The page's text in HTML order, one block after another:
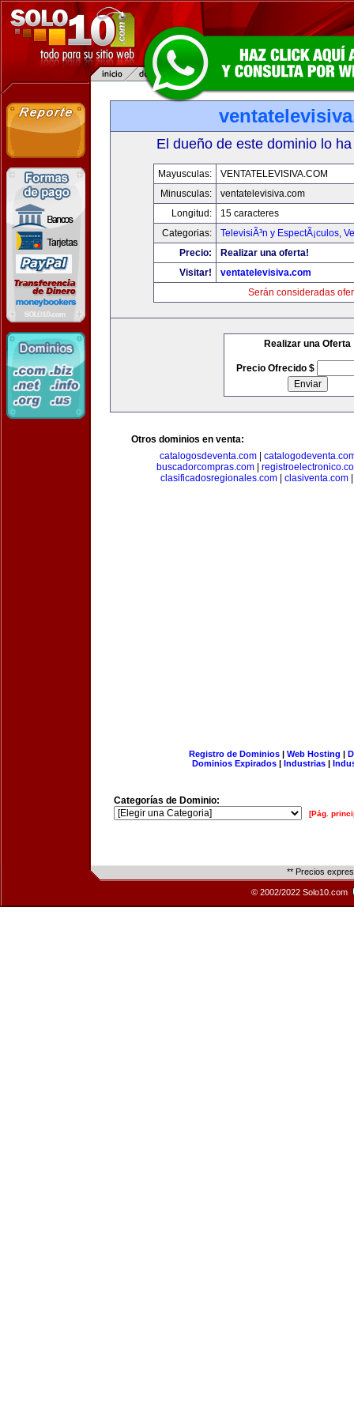
El dueño de este dominio lo
Mayusculas:
VENTATELEVISIVA.COM
Minusculas:
ventatelevisiva.com
Longitud:
15 caracteres
Categorias:
TelevisiÃ³n y EspectÃ¡culos,
Precio:
Realizar una oferta!
Visitar!
ventatelevisiva.com
Serán consideradas
Realizar una Oferta
Precio Ofrecido $
Otros dominios en venta:
catalogosdeventa.com
buscadorcompras.com
clasificadosregionales.com| clasiventa.com
Registro de Dominios| Web Hosting |
Dominios Expirados | Industrias |
Categorías de Dominio:
[Pág.
** Precios
© 2002/2022 Solo10.com